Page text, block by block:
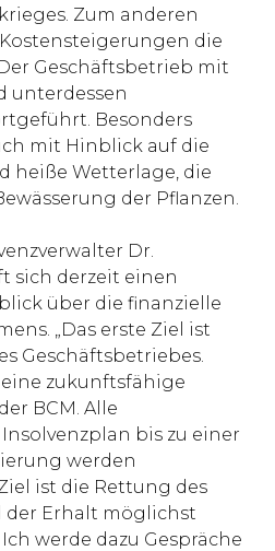
Zum anderen
die
Geschäftsbetrieb mit
unterdessen
Besonders
mit Hinblick auf die
heiße Wetterlage, die
der Pflanzen.
Dr.
sich derzeit einen
über die finanzielle
„Das erste Ziel ist
Geschäftsbetriebes.
zukunftsfähige
BCM. Alle
bis zu einer
werden
ist die Rettung des
Erhalt möglichst
werde dazu Gespräche